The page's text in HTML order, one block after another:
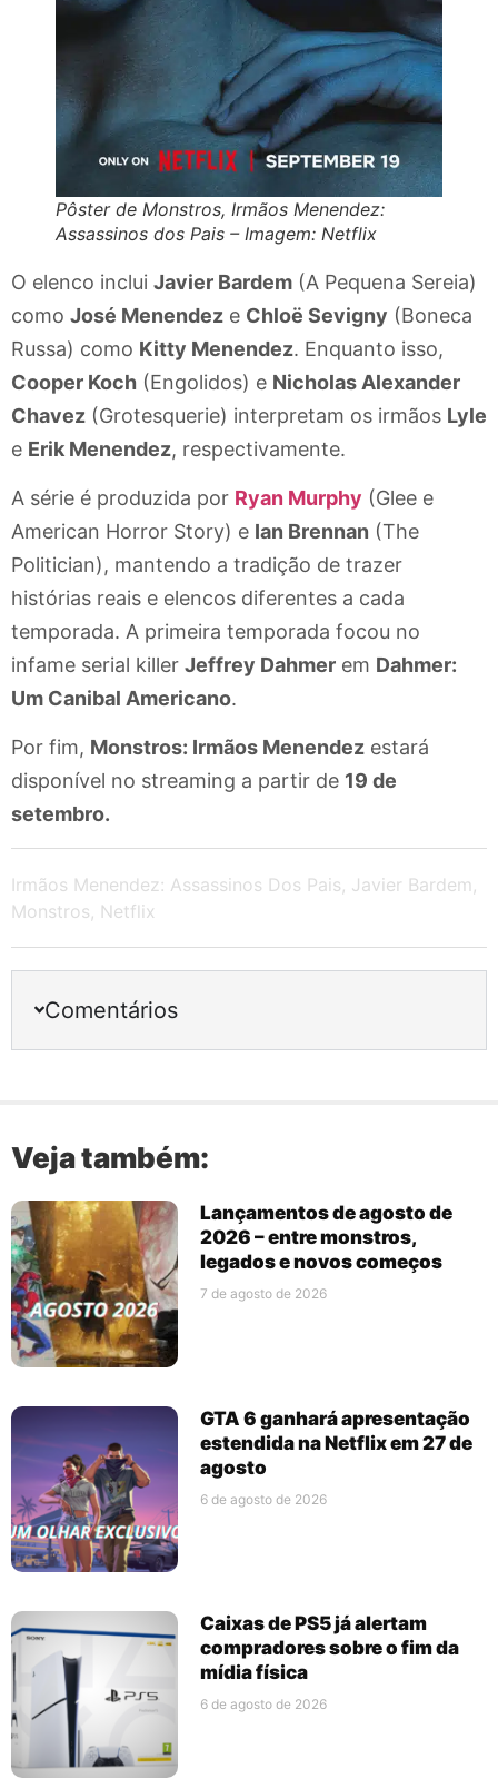
Pôster de Monstros, Irmãos Menendez:
Assassinos dos Pais – Imagem: Netflix
O elenco inclui Javier Bardem (A Pequena Sereia)
como José Menendez e Chloë Sevigny (Boneca
Russa) como Kitty Menendez. Enquanto isso,
Cooper Koch (Engolidos) e Nicholas Alexander
Chavez (Grotesquerie) interpretam os irmãos Lyle
e Erik Menendez, respectivamente.
A série é produzida por Ryan Murphy (Glee e
American Horror Story) e Ian Brennan (The
Politician), mantendo a tradição de trazer
histórias reais e elencos diferentes a cada
temporada. A primeira temporada focou no
infame serial killer Jeffrey Dahmer em Dahmer:
Um Canibal Americano.
Por fim, Monstros: Irmãos Menendez estará
disponível no streaming a partir de 19 de
setembro.
Irmãos Menendez: Assassinos Dos Pais Javier Bardem
Monstros Netflix
Comentários
Veja também:
Lançamentos de agosto de
2026 – entre monstros,
legados e novos começos
7 de agosto de 2026
GTA 6 ganhará apresentação
estendida na Netflix em 27 de
agosto
6 de agosto de 2026
Caixas de PS5 já alertam
compradores sobre o fim da
mídia física
6 de agosto de 2026